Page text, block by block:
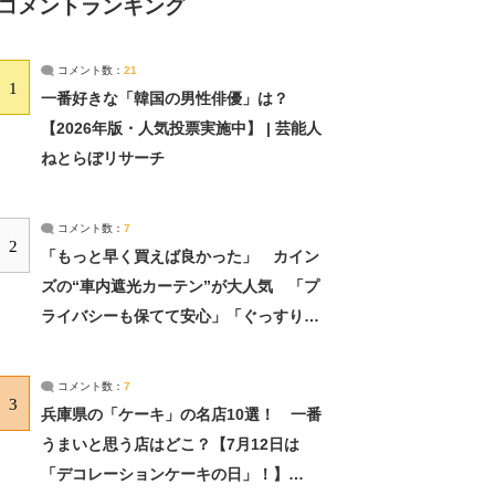
メントランキング
1
コメント数： 21
一番好きな「韓国の男性俳優」は？
【2026年版・人気投票実施中】 | 芸能人
ねとらぼリサーチ
2
コメント数： 7
「もっと早く買えば良かった」 カイン
ズの“車内遮光カーテン”が大人気 「プ
ライバシーも保てて安心」「ぐっすり眠
3
コメント数： 7
兵庫県の「ケーキ」の名店10選！ 一番
うまいと思う店はどこ？【7月12日は
「デコレーションケーキの日」！】